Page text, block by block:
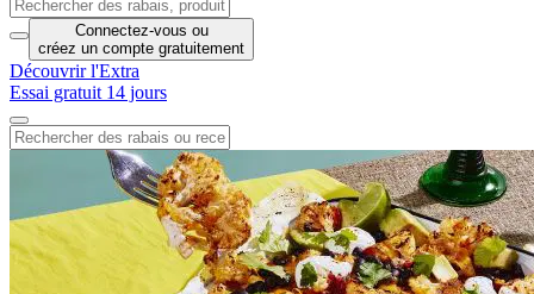
Connectez-vous ou
créez un compte gratuitement
Découvrir l'Extra
Essai gratuit 14 jours